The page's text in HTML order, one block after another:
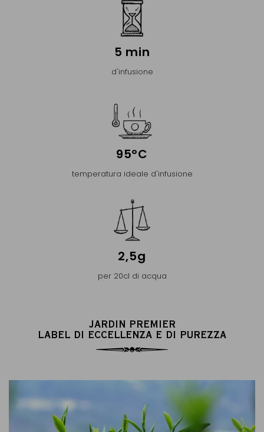
5 min
d'infusione
95°C
temperatura ideale d'infusione
2,5g
per 20cl di acqua
JARDIN PREMIER
LABEL DI ECCELLENZA E DI PUREZZA